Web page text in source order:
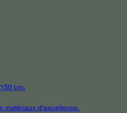
cm.
matériaux d’excellence.